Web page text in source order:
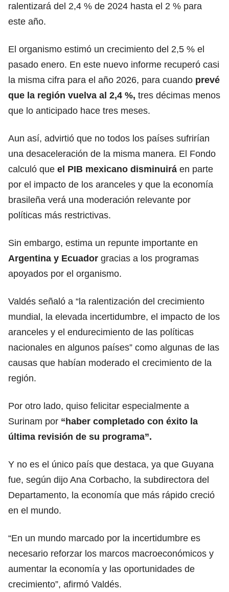
ralentizará del 2,4 % de 2024 hasta el 2 % para
este año.
El organismo estimó un crecimiento del 2,5 % el
pasado enero. En este nuevo informe recuperó casi
la misma cifra para el año 2026, para cuando prevé
que la región vuelva al 2,4 %, tres décimas menos
que lo anticipado hace tres meses.
Aun así, advirtió que no todos los países sufrirían
una desaceleración de la misma manera. El Fondo
calculó que el PIB mexicano disminuirá en parte
por el impacto de los aranceles y que la economía
brasileña verá una moderación relevante por
políticas más restrictivas.
Sin embargo, estima un repunte importante en
Argentina y Ecuador gracias a los programas
apoyados por el organismo.
Valdés señaló a “la ralentización del crecimiento
mundial, la elevada incertidumbre, el impacto de los
aranceles y el endurecimiento de las políticas
nacionales en algunos países” como algunas de las
causas que habían moderado el crecimiento de la
región.
Por otro lado, quiso felicitar especialmente a
Surinam por “haber completado con éxito la
última revisión de su programa”.
Y no es el único país que destaca, ya que Guyana
fue, según dijo Ana Corbacho, la subdirectora del
Departamento, la economía que más rápido creció
en el mundo.
“En un mundo marcado por la incertidumbre es
necesario reforzar los marcos macroeconómicos y
aumentar la economía y las oportunidades de
crecimiento”, afirmó Valdés.